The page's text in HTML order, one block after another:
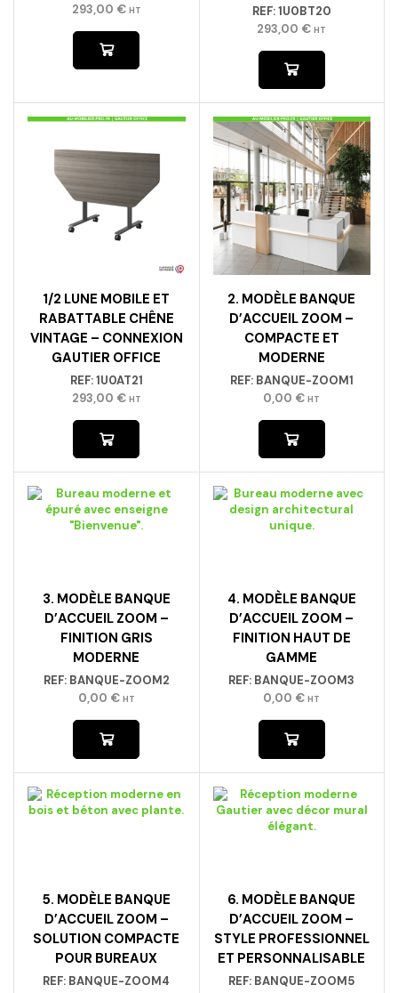
293,00 € HT REF:1U0BT20
293,00 € HT
1/2 LUNE MOBILE ET
RABATTABLE CHÊNE
VINTAGE – CONNEXION
GAUTIER OFFICE
REF:1U0AT21
293,00 € HT
2. MODÈLE BANQUE
D’ACCUEIL ZOOM –
COMPACTE ET
MODERNE
REF: BANQUE-ZOOM1
0,00 € HT
3. MODÈLE BANQUE
D’ACCUEIL ZOOM –
FINITION GRIS
MODERNE
REF: BANQUE-ZOOM2
0,00 € HT
4. MODÈLE BANQUE
D’ACCUEIL ZOOM –
FINITION HAUT DE
GAMME
REF: BANQUE-ZOOM3
0,00 € HT
5. MODÈLE BANQUE
D’ACCUEIL ZOOM –
SOLUTION COMPACTE
POUR BUREAUX
REF: BANQUE-ZOOM4
6. MODÈLE BANQUE
D’ACCUEIL ZOOM –
STYLE PROFESSIONNEL
ET PERSONNALISABLE
REF: BANQUE-ZOOM5